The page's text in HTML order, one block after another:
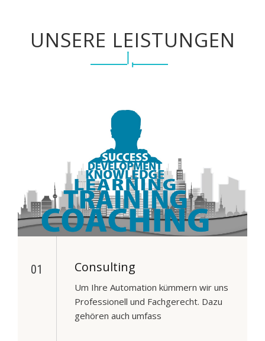
UNSERE LEISTUNGEN
01 Consulting
Um Ihre Automation kümmern wir uns
Professionell und Fachgerecht. Dazu
gehören auch umfass